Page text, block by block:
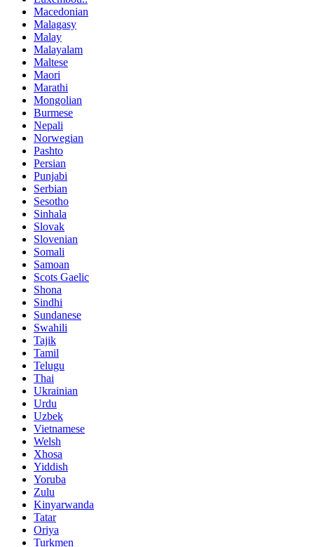
Macedonian
Malagasy
Malay
Malayalam
Maltese
Maori
Marathi
Mongolian
Burmese
Nepali
Norwegian
Pashto
Persian
Punjabi
Serbian
Sesotho
Sinhala
Slovak
Slovenian
Somali
Samoan
Scots Gaelic
Shona
Sindhi
Sundanese
Swahili
Tajik
Tamil
Telugu
Thai
Ukrainian
Urdu
Uzbek
Vietnamese
Welsh
Xhosa
Yiddish
Yoruba
Zulu
Kinyarwanda
Tatar
Oriya
Turkmen